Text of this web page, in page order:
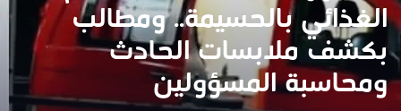
الغذائي بالحسيمة.. ومطالب
بكشف ملابسات الحادث
ومحاسبة المسؤولين